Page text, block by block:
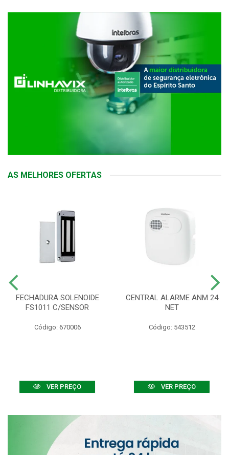
AS MELHORES OFERTAS
FECHADURA SOLENOIDE
FS1011 C/SENSOR
Código: 670006
VER PREÇO
CENTRAL ALARME ANM 24
NET
Código: 543512
VER PREÇO